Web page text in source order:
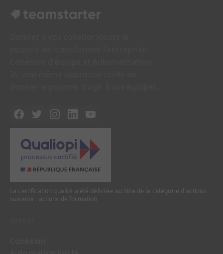
La certification qualité a été délivrée au titre de la catégorie d'actions
suivante : actions de formation